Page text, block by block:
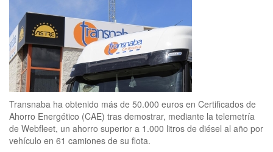
Transnaba ha obtenido más de 50.000 euros en Certificados de
Ahorro Energético (CAE) tras demostrar, mediante la telemetría
de Webfleet, un ahorro superior a 1.000 litros de diésel al año por
vehículo en 61 camiones de su flota.